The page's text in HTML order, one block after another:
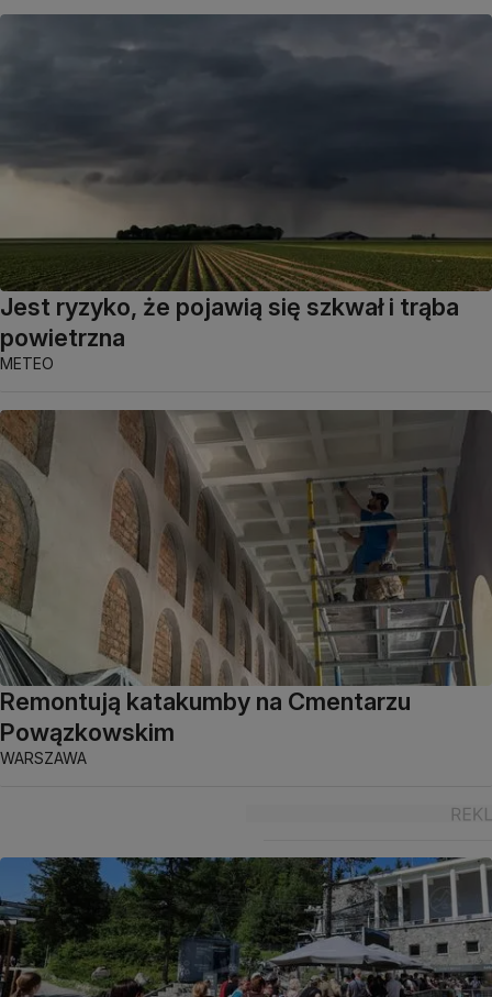
Jest ryzyko, że pojawią się szkwał i trąba
powietrzna
METEO
Remontują katakumby na Cmentarzu
Powązkowskim
WARSZAWA